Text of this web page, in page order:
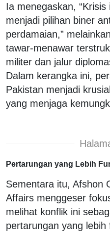
Ia menegaskan,
menjadi pilihan biner
perdamaian,”
tawar-menawar
militer dan jalur
Dalam kerangka ini,
Pakistan menjadi
yang menjaga
Pertarungan yang Lebih
Sementara itu, Afshon
Affairs menggeser
melihat konflik ini
pertarungan yang